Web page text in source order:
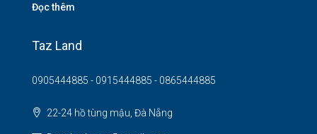
Đọc thêm
Taz Land
0905444885 - 0915444885 - 0865444885
22-24 hồ tùng mậu, Đà Nẵng